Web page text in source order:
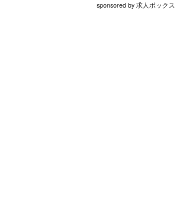
sponsored by 求人ボックス